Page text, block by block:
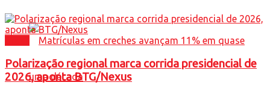
Polarização regional marca corrida presidencial de
2026, aponta BTG/Nexus